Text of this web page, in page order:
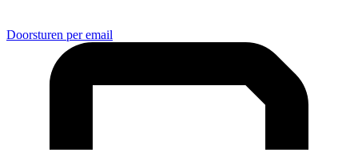
Doorsturen per email